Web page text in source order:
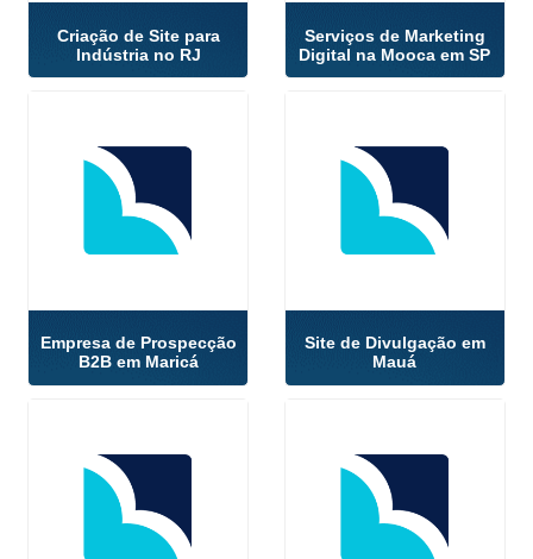
Criação de Site para
Indústria no RJ
Serviços de Marketing
Digital na Mooca em SP
Empresa de Prospecção
B2B em Maricá
Site de Divulgação em
Mauá